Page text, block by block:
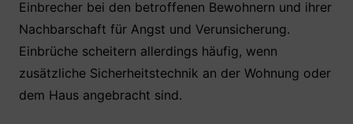
e
b
o
o
er s
A
p
p
e
st
n
Einbrecher bei den betroffenen Bewohnern und ihrer
Nachbarschaft für Angst und Verunsicherung.
Einbrüche scheitern allerdings häufig, wenn
zusätzliche Sicherheitstechnik an der Wohnung oder
dem Haus angebracht sind.